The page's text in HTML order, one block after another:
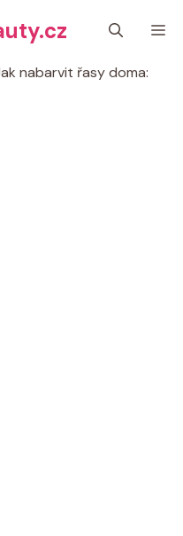
nabarvit řasy doma: